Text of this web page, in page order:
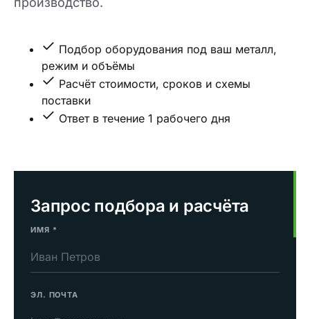
Подбор оборудования под ваш металл,
режим и объёмы
Расчёт стоимости, сроков и схемы
поставки
Ответ в течение 1 рабочего дня
Запрос подбора и расчёта
ИМЯ *
ЭЛ. ПОЧТА